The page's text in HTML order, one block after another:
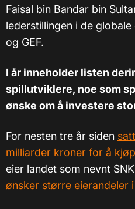
Faisal bin Bandar bin
lederstillingen i de
og GEF.
I år inneholder listen
spillutviklere, noe som
ønske om å investere
For nesten tre år siden
milliarder kroner for å
eier landet som nevnt
ønsker større eierandeler